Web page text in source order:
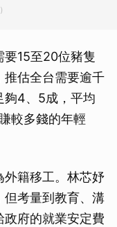
15至20位豬隻
推估全台需要逾千
夠4、5成，平均
較多錢的年輕
外籍移工。林芯妤
但考量到教育、溝
府的就業安定費